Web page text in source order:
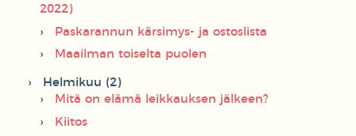
2022)
Paskarannun kärsimys- ja ostoslista
Maailman toiselta puolen
Helmikuu (2)
Mitä on elämä leikkauksen jälkeen?
Kiitos